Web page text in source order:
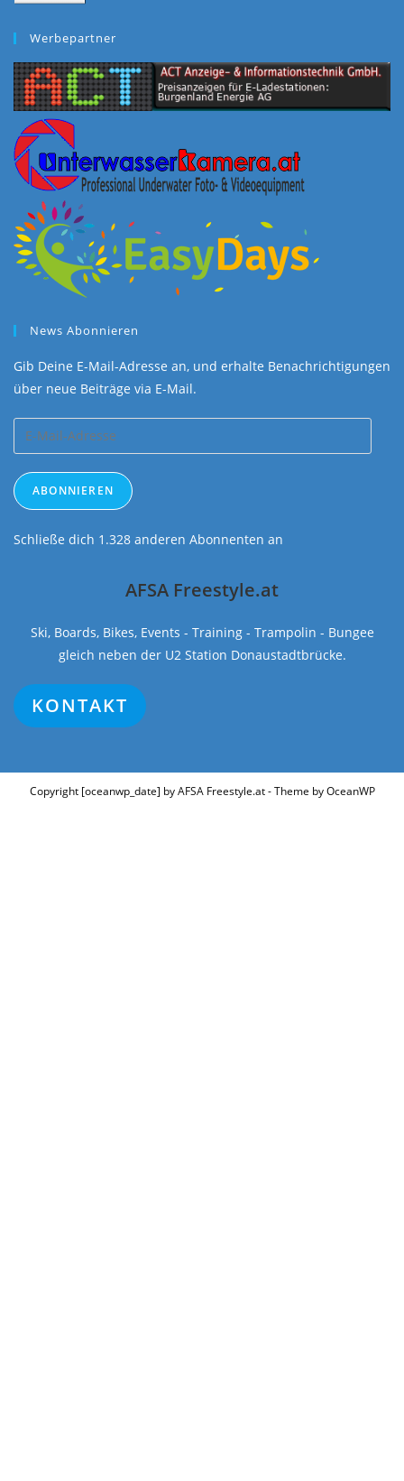
Werbepartner
News Abonnieren
Gib Deine E-Mail-Adresse an, und erhalte Benachrichtigungen
über neue Beiträge via E-Mail.
Mail-
Adresse
ABONNIEREN
Schließe dich 1.328 anderen Abonnenten an
AFSA Freestyle.at
Ski, Boards, Bikes, Events - Training - Trampolin - Bungee
gleich neben der U2 Station Donaustadtbrücke.
KONTAKT
Copyright [oceanwp_date] by AFSA Freestyle.at - Theme by OceanWP